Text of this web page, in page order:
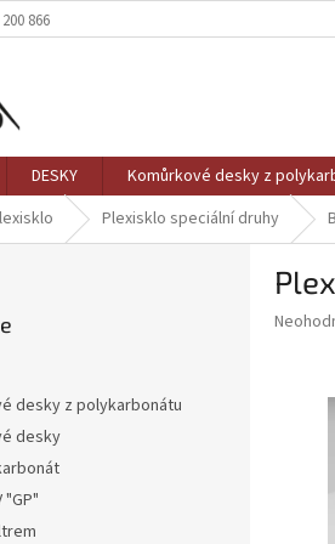
866
DESKY Komůrkové desky z
Plexisklo speciální druhy
desky z polykarbonátu
desky
"GP"